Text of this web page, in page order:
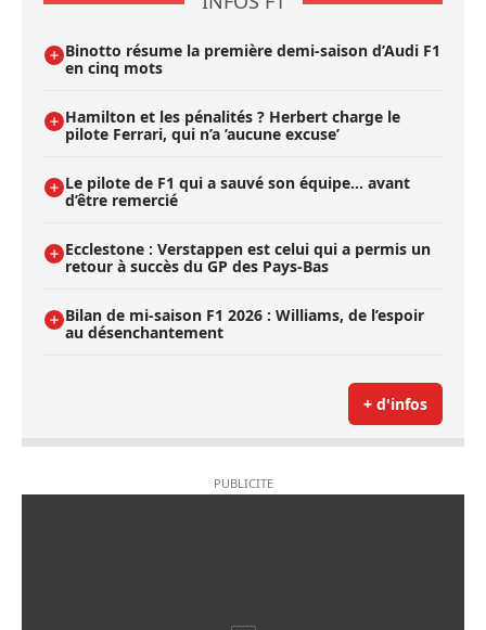
Binotto résume la première demi-saison d’Audi F1
en cinq mots
Hamilton et les pénalités ? Herbert charge le
pilote Ferrari, qui n’a ’aucune excuse’
Le pilote de F1 qui a sauvé son équipe… avant
d’être remercié
Ecclestone : Verstappen est celui qui a permis un
retour à succès du GP des Pays-Bas
Bilan de mi-saison F1 2026 : Williams, de l’espoir
au désenchantement
+ d'infos